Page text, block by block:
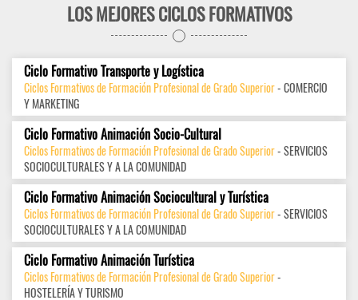
LOS MEJORES CICLOS FORMATIVOS
Ciclo Formativo Transporte y Logística
Ciclos Formativos de Formación Profesional de Grado Superior- COMERCIO
Y MARKETING
Ciclo Formativo Animación Socio-Cultural
Ciclos Formativos de Formación Profesional de Grado Superior- SERVICIOS
SOCIOCULTURALES Y A LA COMUNIDAD
Ciclo Formativo Animación Sociocultural y Turística
Ciclos Formativos de Formación Profesional de Grado Superior- SERVICIOS
SOCIOCULTURALES Y A LA COMUNIDAD
Ciclo Formativo Animación Turística
Ciclos Formativos de Formación Profesional de Grado Superior-
HOSTELERÍA Y TURISMO